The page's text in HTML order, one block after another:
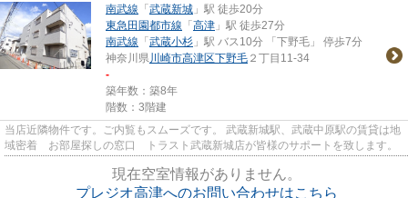
南武線 「武蔵新城 」駅 徒歩20分
東急田園都市線 「高津 」駅 徒歩27分
南武線 「武蔵小杉 」駅 バス10分 「下野毛」 停歩7分
神奈川県川崎市高津区下野毛 ２丁目11-34
-
築年数：築8年
階数：3階建
当店近隣物件です。ご内覧もスムーズです。 武蔵新城駅、武蔵中原駅の賃貸は地
域密着 お部屋探しの窓口 トラスト武蔵新城店が皆様のサポートを致します。
現在空室情報がありません。
プレジオ高津へのお問い合わせはこちら